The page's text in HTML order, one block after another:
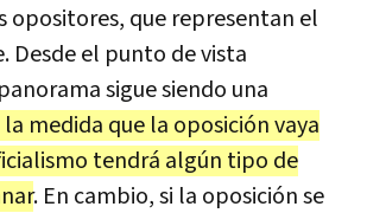
opositores, que representan el
. Desdeel punto devista
panoramasiguesiendo una
la medida que la oposiciónvaya
tendrá algún tipo de
. En cambio,si la oposiciónse